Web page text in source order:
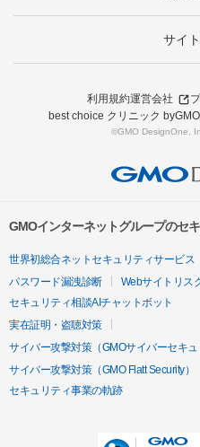
サイ
利用規約運営会社
best choice クリニック byGMO
©GMO DesignOne,
GMOインターネットグループのセ
世界初総合ネットセキュリティサービス
パスワード漏洩診断
Webサイトリス
セキュリティ相談AIチャットボット
実在証明・盗聴対策
サイバー攻撃対策（GMOサイバーセキュ
サイバー攻撃対策（GMO Flatt Security）
セキュリティ事業の軌跡